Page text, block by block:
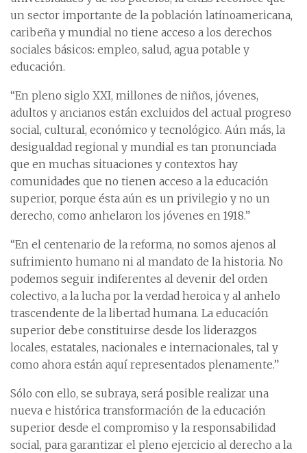
un sector importante de la población latinoamericana,
caribeña y mundial no tiene acceso a los derechos
sociales básicos: empleo, salud, agua potable y
educación.
“En pleno siglo XXI, millones de niños, jóvenes,
adultos y ancianos están excluidos del actual progreso
social, cultural, económico y tecnológico. Aún más, la
desigualdad regional y mundial es tan pronunciada
que en muchas situaciones y contextos hay
comunidades que no tienen acceso a la educación
superior, porque ésta aún es un privilegio y no un
derecho, como anhelaron los jóvenes en 1918.”
“En el centenario de la reforma, no somos ajenos al
sufrimiento humano ni al mandato de la historia. No
podemos seguir indiferentes al devenir del orden
colectivo, a la lucha por la verdad heroica y al anhelo
trascendente de la libertad humana. La educación
superior debe constituirse desde los liderazgos
locales, estatales, nacionales e internacionales, tal y
como ahora están aquí representados plenamente.”
Sólo con ello, se subraya, será posible realizar una
nueva e histórica transformación de la educación
superior desde el compromiso y la responsabilidad
social, para garantizar el pleno ejercicio al derecho a la